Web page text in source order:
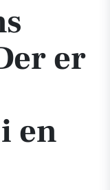
er
en